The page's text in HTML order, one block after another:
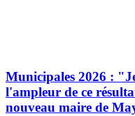
Municipales 2026 :
l'ampleur de ce
nouveau maire de